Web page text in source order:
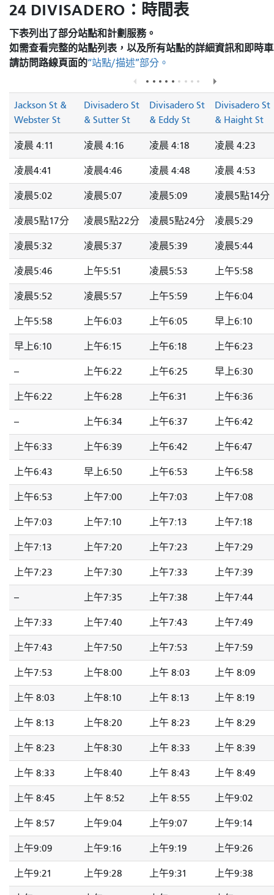
24 DIVISADERO：時間表
下表列出了部分站點和計劃服務。
如需查看完整的站點列表，以及所有站點的詳細資訊和即時
請訪問路線頁面的“站點/描述”部分。
Jackson St &
Webster St
Divisadero St
& Sutter St
Divisadero St
& Eddy St
Divisadero St
& Haight St
凌晨 4:11 凌晨 4:16 凌晨 4:18 凌晨 4:23
凌晨4:41 凌晨4:46 凌晨 4:48 凌晨 4:53
凌晨5:02 凌晨5:07 凌晨5:09 凌晨5點14分
凌晨5點17分 凌晨5點22分 凌晨5點24分 凌晨5:29
凌晨5:32 凌晨5:37 凌晨5:39 凌晨5:44
凌晨5:46 上午5:51 凌晨5:53 上午5:58
凌晨5:52 凌晨5:57 上午5:59 上午6:04
上午5:58 上午6:03 上午6:05 早上6:10
早上6:10 上午6:15 上午6:18 上午6:23
-- 上午6:22 上午6:25 早上6:30
上午6:22 上午6:28 上午6:31 上午6:36
-- 上午6:34 上午6:37 上午6:42
上午6:33 上午6:39 上午6:42 上午6:47
上午6:43 早上6:50 上午6:53 上午6:58
上午6:53 上午7:00 上午7:03 上午7:08
上午7:03 上午7:10 上午7:13 上午7:18
上午7:13 上午7:20 上午7:23 上午7:29
上午7:23 上午7:30 上午7:33 上午7:39
-- 上午7:35 上午7:38 上午7:44
上午7:33 上午7:40 上午7:43 上午7:49
上午7:43 上午7:50 上午7:53 上午7:59
上午7:53 上午8:00 上午 8:03 上午 8:09
上午 8:03 上午8:10 上午 8:13 上午 8:19
上午 8:13 上午8:20 上午 8:23 上午 8:29
上午 8:23 上午8:30 上午 8:33 上午 8:39
上午 8:33 上午8:40 上午 8:43 上午 8:49
上午 8:45 上午 8:52 上午 8:55 上午9:02
上午 8:57 上午9:04 上午9:07 上午9:14
上午9:09 上午9:16 上午9:19 上午9:26
上午9:21 上午9:28 上午9:31 上午9:38